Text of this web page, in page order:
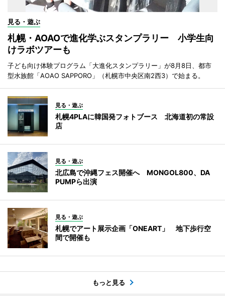
見る・遊ぶ
札幌・AOAOで進化学ぶスタンプラリー 小学生向
けラボツアーも
子ども向け体験プログラム「大進化スタンプラリー」が8月8日、都市
型水族館「AOAO SAPPORO」（札幌市中央区南2西3）で始まる。
見る・遊ぶ
札幌4PLAに韓国発フォトブース 北海道初の常設
店
見る・遊ぶ
北広島で沖縄フェス開催へ MONGOL800、DA
PUMPら出演
見る・遊ぶ
札幌でアート展示企画「ONEART」 地下歩行空
間で開催も
もっと見る